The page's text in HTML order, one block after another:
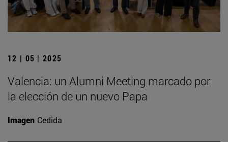
12 | 05 | 2025
Valencia: un Alumni Meeting marcado por
la elección de un nuevo Papa
Imagen Cedida